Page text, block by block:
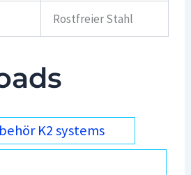
Rostfreier Stahl
K2 systems